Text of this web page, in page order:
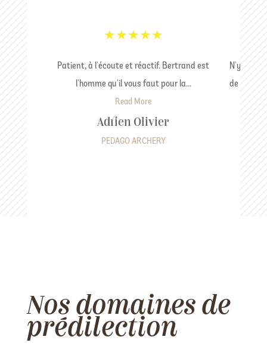
★★★★★
Patient, à l'écoute et réactif. Bertrand est
l'homme qu'il vous faut pour la...
Read More
Adrien Olivier
PEDAGO ARCHERY
N'y
de sites
Nos domaines de
prédilection